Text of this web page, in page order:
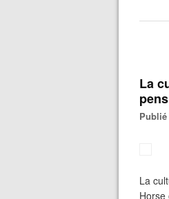
La
La